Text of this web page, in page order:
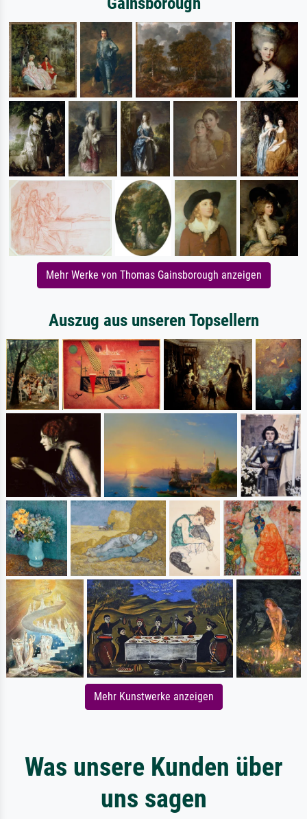
Mehr Werke von Thomas Gainsborough anzeigen
Auszug aus unseren Topsellern
Mehr Kunstwerke anzeigen
Was unsere Kunden über
uns sagen